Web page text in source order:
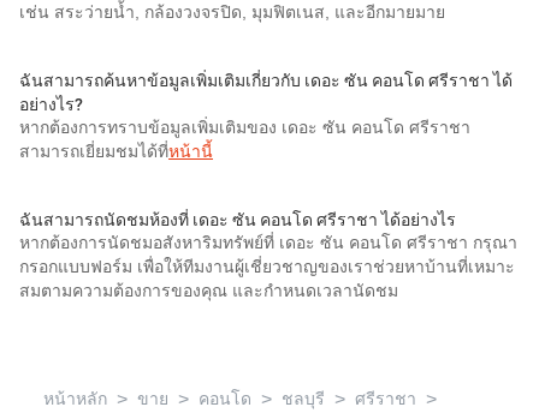
เช่น สระว่ายน้ำ, กล้องวงจรปิด, มุมฟิตเนส, และอีกมายมาย
ฉันสามารถค้นหาข้อมูลเพิ่มเติมเกี่ยวกับ เดอะ ซัน คอนโด ศรีราชา ได้
อย่างไร?
หากต้องการทราบข้อมูลเพิ่มเติมของ เดอะ ซัน คอนโด ศรีราชา
สามารถเยี่ยมชมได้ที่หน้านี้
ฉันสามารถนัดชมห้องที่ เดอะ ซัน คอนโด ศรีราชา ได้อย่างไร
หากต้องการนัดชมอสังหาริมทรัพย์ที่ เดอะ ซัน คอนโด ศรีราชา กรุณา
กรอกแบบฟอร์ม เพื่อให้ทีมงานผู้เชี่ยวชาญของเราช่วยหาบ้านที่เหมาะ
สมตามความต้องการของคุณ และกำหนดเวลานัดชม
หน้าหลัก > ขาย > คอนโด > ชลบุรี > ศรีราชา >